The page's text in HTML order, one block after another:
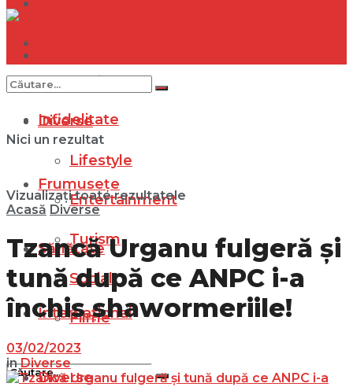
Internațional
Diverse
Lifestyle
Entertainment
Turism
Social
Filme
Infidelitate
Frumusețe
Sănătate
Internațional
Diverse
Nici un rezultat
Vizualizați toate rezultatele
Acasă Diverse
Tzancă Urganu fulgeră și
tună după ce ANPC i-a
închis shawormeriile!
03/02/2023
in Diverse